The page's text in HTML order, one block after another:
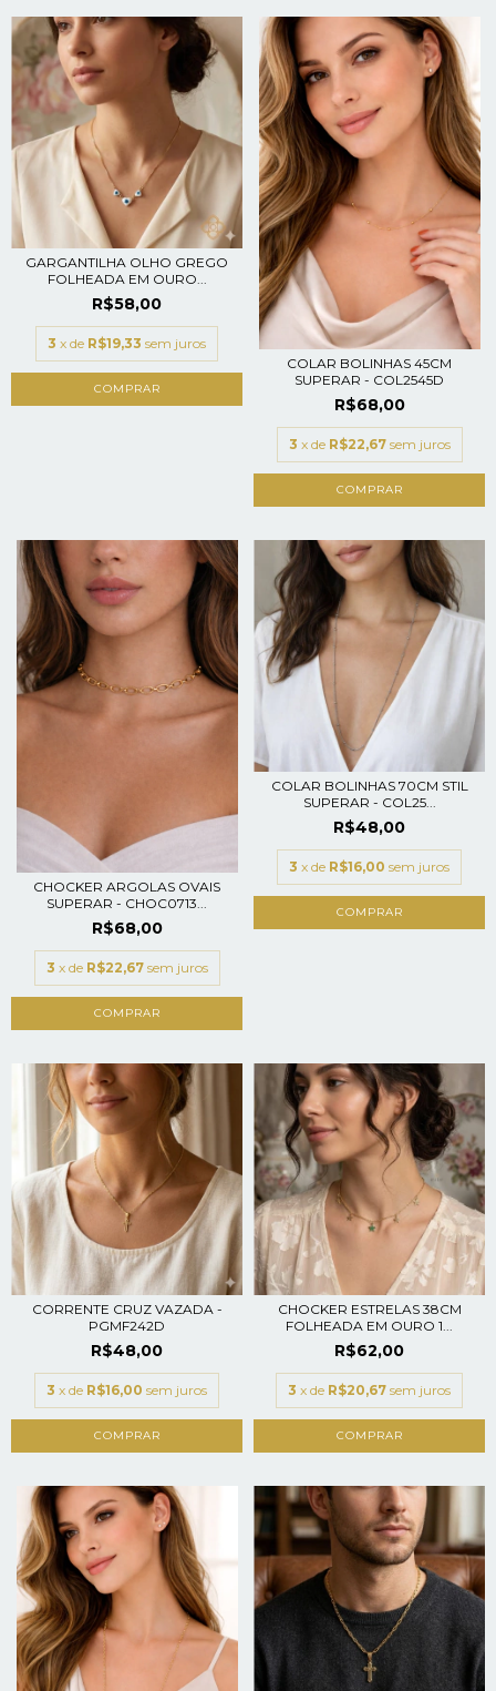
GARGANTILHA OLHO GREGO
FOLHEADA EM OURO...
R$58,00
3 x de R$19,33 sem juros
COLAR BOLINHAS 45CM
SUPERAR - COL2545D
R$68,00
3 x de R$22,67 sem juros
CHOCKER ARGOLAS OVAIS
SUPERAR - CHOC0713...
R$68,00
3 x de R$22,67 sem juros
COLAR BOLINHAS 70CM STIL
SUPERAR - COL25...
R$48,00
3 x de R$16,00 sem juros
CORRENTE CRUZ VAZADA -
PGMF242D
R$48,00
3 x de R$16,00 sem juros
COMPRAR
CHOCKER ESTRELAS 38CM
FOLHEADA EM OURO 1...
R$62,00
3 x de R$20,67 sem juros